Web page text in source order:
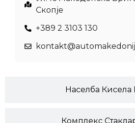
Населба Кисела
Комплекс
Скопје
+389 2 3103 130